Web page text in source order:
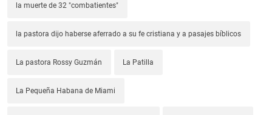
la muerte de 32 "combatientes"
la pastora dijo haberse aferrado a su fe cristiana y a pasajes bíblicos
La pastora Rossy Guzmán La Patilla
La Pequeña Habana de Miami